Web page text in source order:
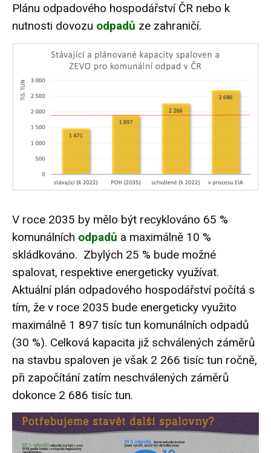
Plánu odpadového hospodářství ČR nebo k
nutnosti dovozu odpadů ze zahraničí.
V roce 2035 by mělo být recyklováno 65 %
komunálních odpadů a maximálně 10 %
skládkováno. Zbylých 25 % bude možné
spalovat, respektive energeticky využívat.
Aktuální plán odpadového hospodářství počítá s
tím, že v roce 2035 bude energeticky využito
maximálně 1 897 tisíc tun komunálních odpadů
(30 %). Celková kapacita již schválených záměrů
na stavbu spaloven je však 2 266 tisíc tun ročně,
při započítání zatím neschválených záměrů
dokonce 2 686 tisíc tun.